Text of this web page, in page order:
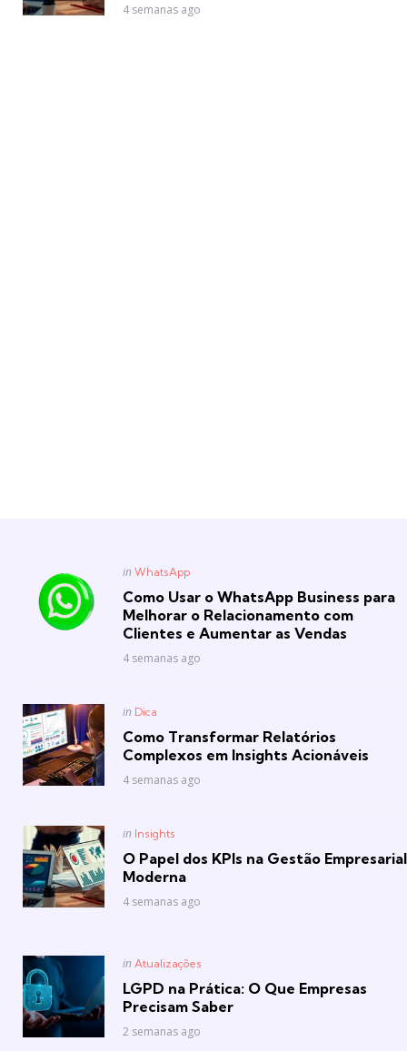
4 semanas ago
Posted
in WhatsApp
Como Usar o WhatsApp Business para
Melhorar o Relacionamento com
Clientes e Aumentar as Vendas
4 semanas ago
Posted
in Dica
Como Transformar Relatórios
Complexos em Insights Acionáveis
4 semanas ago
Posted
in Insights
O Papel dos KPIs na Gestão Empresarial
Moderna
4 semanas ago
Posted
in Atualizações
LGPD na Prática: O Que Empresas
Precisam Saber
2 semanas ago